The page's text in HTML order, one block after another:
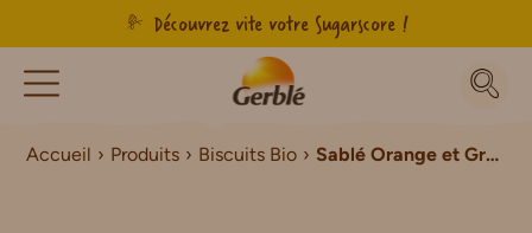
Découvrez vite votre Sugarscore !
Accueil Produits Biscuits Bio Sablé Orange et Graines de Chia